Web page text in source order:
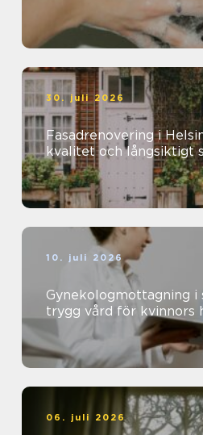
30. juli 2026
Fasadrenovering i
kvalitet och långsiktigt
10. juli 2026
Gynekologmottagning i
trygg vård för kvinnors
06. juli 2026